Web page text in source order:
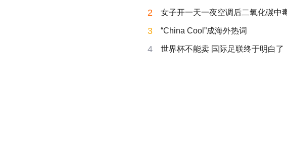
2 女子开一天一夜空调后二氧化碳中
3 “China Cool”成海外热词
4 世界杯不能卖 国际足联终于明白了